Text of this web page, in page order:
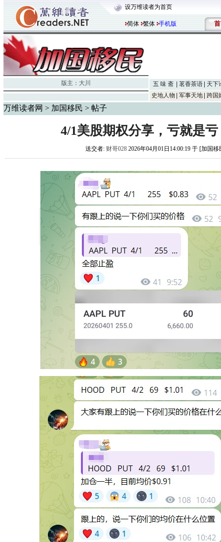
设万维读者为首页
简体 繁体 手机版 首
版主： 大川 五 味 斋 茗香茶语
天下
史地人物
军事天地 跨国
万维读者网 > 加国移民 > 帖子
4/1美股期权分享，亏就是
送交者: 财哥0282026年04月01日14:00:19 于 [加国